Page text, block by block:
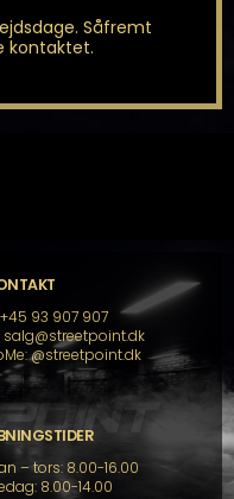
Såfremt
kontaktet.
93 907 907
salg@streetpoint.dk
@streetpoint.dk
– tors: 8.00-16.00
8.00-14.00